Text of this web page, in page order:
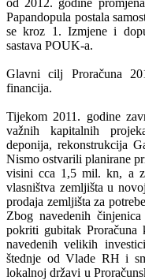
Papandopula postala
se kroz 1. Izmjene i
sastava POUK-a.
Glavni cilj Proračuna
financija.
Tijekom 2011. godine
važnih kapitalnih
deponija, rekonstrukcija
Nismo ostvarili planirane
visini cca 1,5 mil. kn, a
vlasništva zemljišta u
prodaja zemljišta za
Zbog navedenih
pokriti gubitak Proračuna
navedenih velikih
štednje od Vlade RH i
lokalnoj državi u